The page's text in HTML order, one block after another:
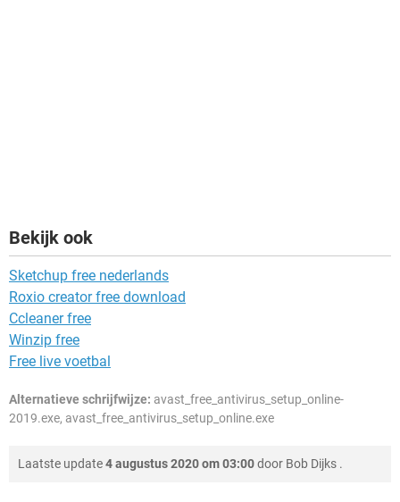
Bekijk ook
Sketchup free nederlands
Roxio creator free download
Ccleaner free
Winzip free
Free live voetbal
Alternatieve schrijfwijze: avast_free_antivirus_setup_online-
2019.exe, avast_free_antivirus_setup_online.exe
Laatste update4 augustus 2020 om 03:00door Bob Dijks .